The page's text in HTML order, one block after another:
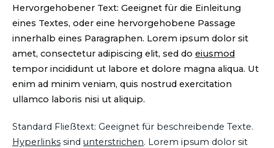
Hervorgehobener Text: Geeignet für die Einleitung
eines Textes, oder eine hervorgehobene Passage
innerhalb eines Paragraphen. Lorem ipsum dolor sit
amet, consectetur adipiscing elit, sed do eiusmod
tempor incididunt ut labore et dolore magna aliqua. Ut
enim ad minim veniam, quis nostrud exercitation
ullamco laboris nisi ut aliquip.
Standard Fließtext: Geeignet für beschreibende Texte.
Hyperlinks sind unterstrichen. Lorem ipsum dolor sit